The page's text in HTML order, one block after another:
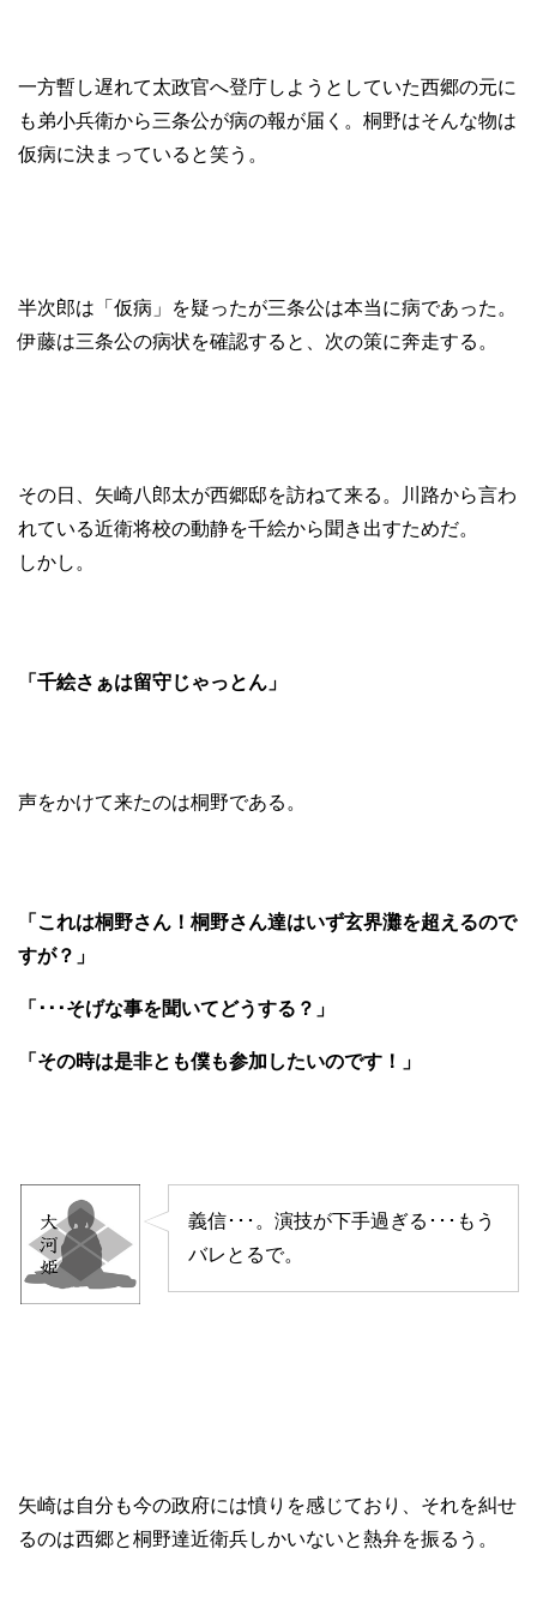
一方暫し遅れて太政官へ登庁しようとしていた西郷の元に
も弟小兵衛から三条公が病の報が届く。桐野はそんな物は
仮病に決まっていると笑う。
半次郎は「仮病」を疑ったが三条公は本当に病であった。
伊藤は三条公の病状を確認すると、次の策に奔走する。
その日、矢崎八郎太が西郷邸を訪ねて来る。川路から言わ
れている近衛将校の動静を千絵から聞き出すためだ。
しかし。
「千絵さぁは留守じゃっとん」
声をかけて来たのは桐野である。
「これは桐野さん！桐野さん達はいず玄界灘を超えるので
すが？」
「･･･そげな事を聞いてどうする？」
「その時は是非とも僕も参加したいのです！」
義信･･･。演技が下手過ぎる･･･もう
バレとるで。
矢崎は自分も今の政府には憤りを感じており、それを糾せ
るのは西郷と桐野達近衛兵しかいないと熱弁を振るう。